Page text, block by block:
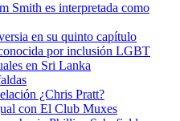
Smith es interpretada como
en su quinto capítulo
por inclusión LGBT
en Sri Lanka
¿Chris Pratt?
con El Club Muxes